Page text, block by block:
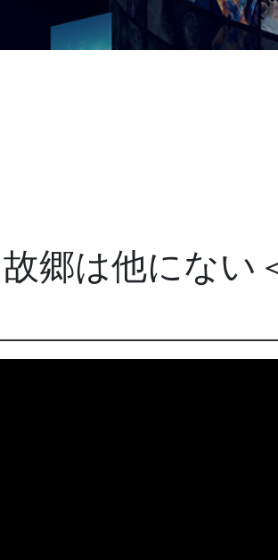
郷は他にない